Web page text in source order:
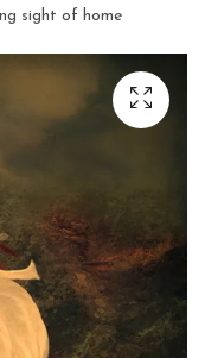
sight of home